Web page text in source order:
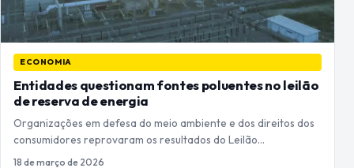
ECONOMIA
Entidades questionam fontes poluentes no leilão
de reserva de energia
Organizações em defesa do meio ambiente e dos direitos dos
consumidores reprovaram os resultados do Leilão…
18 de março de 2026